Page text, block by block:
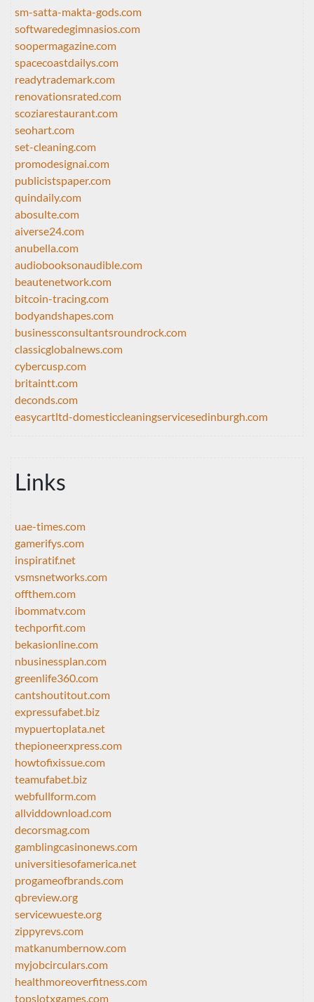
sm-satta-makta-gods.com
softwaredegimnasios.com
soopermagazine.com
spacecoastdailys.com
readytrademark.com
renovationsrated.com
scoziarestaurant.com
seohart.com
set-cleaning.com
promodesignai.com
publicistspaper.com
quindaily.com
abosulte.com
aiverse24.com
anubella.com
audiobooksonaudible.com
beautenetwork.com
bitcoin-tracing.com
bodyandshapes.com
businessconsultantsroundrock.com
classicglobalnews.com
cybercusp.com
britaintt.com
deconds.com
easycartltd-domesticcleaningservicesedinburgh.com
Links
uae-times.com
gamerifys.com
inspiratif.net
vsmsnetworks.com
offthem.com
ibommatv.com
techporfit.com
bekasionline.com
nbusinessplan.com
greenlife360.com
cantshoutitout.com
expressufabet.biz
mypuertoplata.net
thepioneerxpress.com
howtofixissue.com
teamufabet.biz
webfullform.com
allviddownload.com
decorsmag.com
gamblingcasinonews.com
universitiesofamerica.net
progameofbrands.com
qbreview.org
servicewueste.org
zippyrevs.com
matkanumbernow.com
myjobcirculars.com
healthmoreoverfitness.com
topslotxgames.com